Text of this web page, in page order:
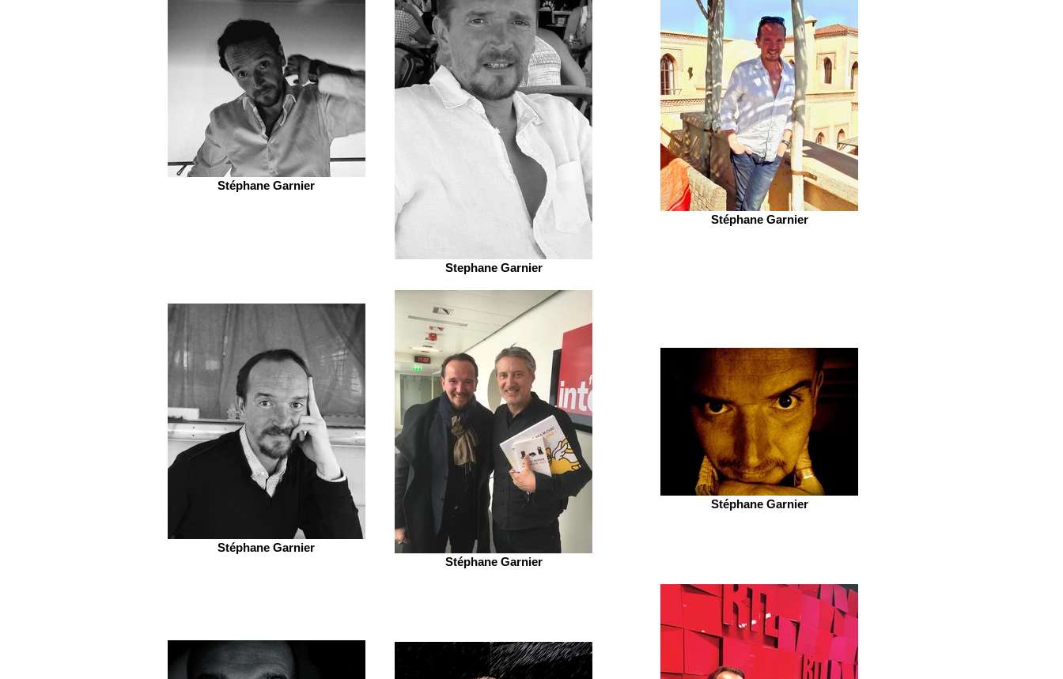
Stéphane Garnier
Stephane Garnier
Stéphane Garnier
Stéphane Garnier
Stéphane Garnier
Stéphane Garnier